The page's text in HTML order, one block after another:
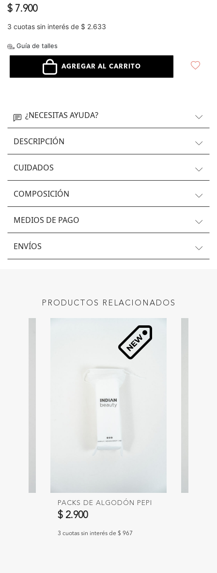
$ 7.900
3 cuotas sin interés de $ 2.633
Guía de talles
AGREGAR AL CARRITO
¿NECESITAS AYUDA?
DESCRIPCIÓN
CUIDADOS
COMPOSICIÓN
MEDIOS DE PAGO
ENVÍOS
PRODUCTOS RELACIONADOS
PACKS DE ALGODÓN PEPI
$ 2.900
3 cuotas sin interés de $ 967